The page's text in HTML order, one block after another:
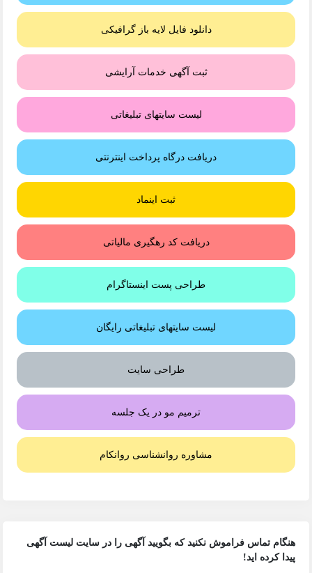
دانلود فایل لایه باز گرافیکی
ثبت آگهی خدمات آرایشی
لیست سایتهای تبلیغاتی
دریافت درگاه پرداخت اینترنتی
ثبت اینماد
دریافت کد رهگیری مالیاتی
طراحی پست اینستاگرام
لیست سایتهای تبلیغاتی رایگان
طراحی سایت
ترمیم مو در یک جلسه
مشاوره روانشناسی روانکام
هنگام تماس فراموش نکنید که بگویید آگهی را درسایت لیست آگهی
پیدا کرده اید!